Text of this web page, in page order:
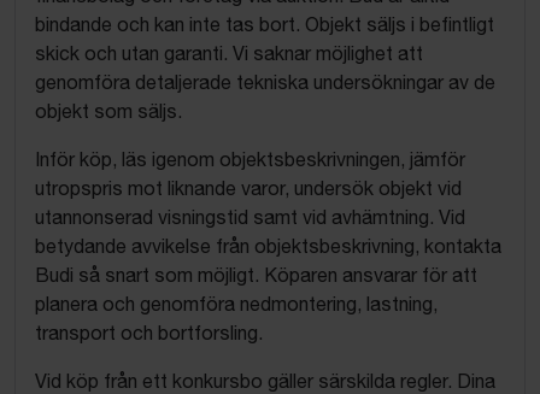
bindande och kan inte tas bort. Objekt säljs i befintligt
skick och utan garanti. Vi saknar möjlighet att
genomföra detaljerade tekniska undersökningar av de
objekt som säljs.
Inför köp, läs igenom objektsbeskrivningen, jämför
utropspris mot liknande varor, undersök objekt vid
utannonserad visningstid samt vid avhämtning. Vid
betydande avvikelse från objektsbeskrivning, kontakta
Budi så snart som möjligt. Köparen ansvarar för att
planera och genomföra nedmontering, lastning,
transport och bortforsling.
Vid köp från ett konkursbo gäller särskilda regler. Dina